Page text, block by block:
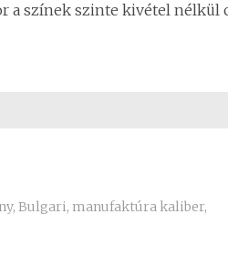
a színek szinte kivétel nélkül
, Bulgari, manufaktúra kaliber,